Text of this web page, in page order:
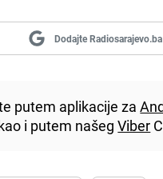
Dodajte
putem aplikacije za
i putem našegViber